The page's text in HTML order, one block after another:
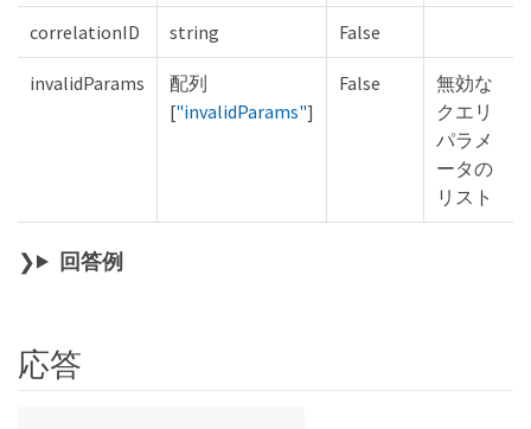
correlationID string False
invalidParams
配列
["invalidParams"]
False
無効な
クエリ
パラメ
ータの
リスト
回答例
応答